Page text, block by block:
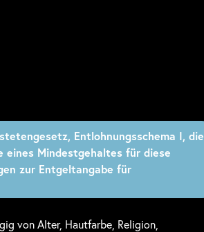
Entlohnungsschema I, die
eines Mindestgehaltes für diese
zur Entgeltangabe für
von Alter, Hautfarbe, Religion,